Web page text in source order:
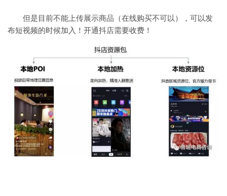
但是目前不能上传展示商品（在线购买不可以），可以发
布短视频的时候加入！开通抖店需要收费！